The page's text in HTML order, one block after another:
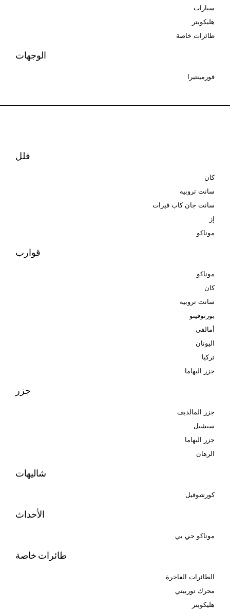
سيارات
هليكوبتر
طائرات خاصة
الوجهات
فورمينتيرا
فلل
كان
سانت تروبيه
سانت جان كاب فيرات
إز
موناكو
قوارب
موناكو
كان
سانت تروبيه
بورتوفينو
أمالفي
اليونان
تركيا
جزر البهاما
جزر
جزر المالديف
سيشيل
جزر البهاما
الرهان
شاليهات
كورشوفيل
الأحداث
موناكو جي بي
طائرات خاصة
الطائرات الفاخرة
محرك توربيني
هليكوبتر